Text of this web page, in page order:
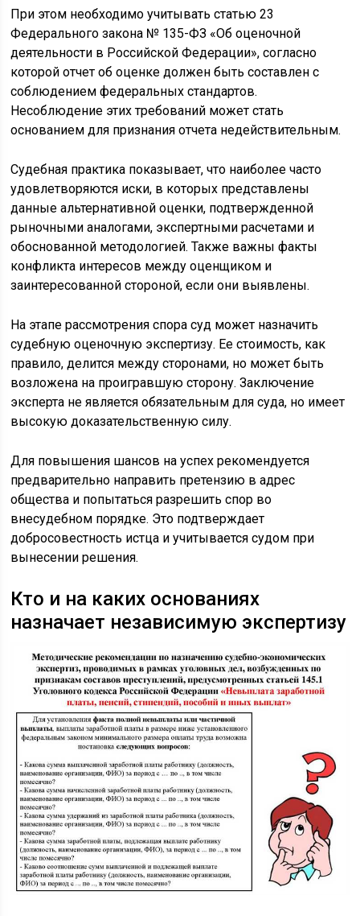
При этом необходимо учитывать статью 23
Федерального закона № 135-ФЗ «Об оценочной
деятельности в Российской Федерации», согласно
которой отчет об оценке должен быть составлен с
соблюдением федеральных стандартов.
Несоблюдение этих требований может стать
основанием для признания отчета недействительным.
Судебная практика показывает, что наиболее часто
удовлетворяются иски, в которых представлены
данные альтернативной оценки, подтвержденной
рыночными аналогами, экспертными расчетами и
обоснованной методологией. Также важны факты
конфликта интересов между оценщиком и
заинтересованной стороной, если они выявлены.
На этапе рассмотрения спора суд может назначить
судебную оценочную экспертизу. Ее стоимость, как
правило, делится между сторонами, но может быть
возложена на проигравшую сторону. Заключение
эксперта не является обязательным для суда, но имеет
высокую доказательственную силу.
Для повышения шансов на успех рекомендуется
предварительно направить претензию в адрес
общества и попытаться разрешить спор во
внесудебном порядке. Это подтверждает
добросовестность истца и учитывается судом при
вынесении решения.
Кто и на каких основаниях
назначает независимую экспертизу